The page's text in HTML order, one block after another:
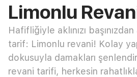
Limonlu
Hafifliğiyle aklınızı
tarif: Limonlu revani! Kolay
dokusuyla damakları
revani tarifi, herkesin